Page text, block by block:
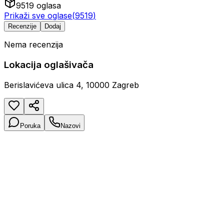
9519 oglasa
Prikaži sve oglase(9519)
Recenzije Dodaj
Nema recenzija
Lokacija oglašivača
Berislavićeva ulica 4, 10000 Zagreb
Poruka Nazovi